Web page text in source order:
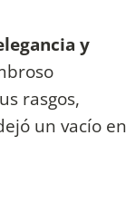
y
rasgos,
un vacío en